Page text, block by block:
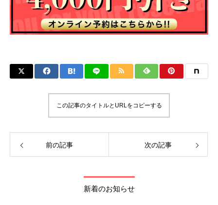
この記事のタイトルとURLをコピーする
前の記事 次の記事
新着のお知らせ